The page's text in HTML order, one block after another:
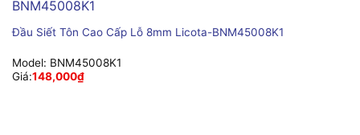
Đầu Siết Tôn Cao Cấp Lỗ 8mm Licota-BNM45008K1
Model: BNM45008K1
Giá:148,000₫